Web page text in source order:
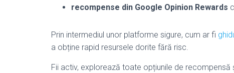
recompense din Google Opinion Rewards
Prin intermediul unor platforme sigure, cum ar fi
a obține rapid resursele dorite fără risc.
Fii activ, explorează toate opțiunile de